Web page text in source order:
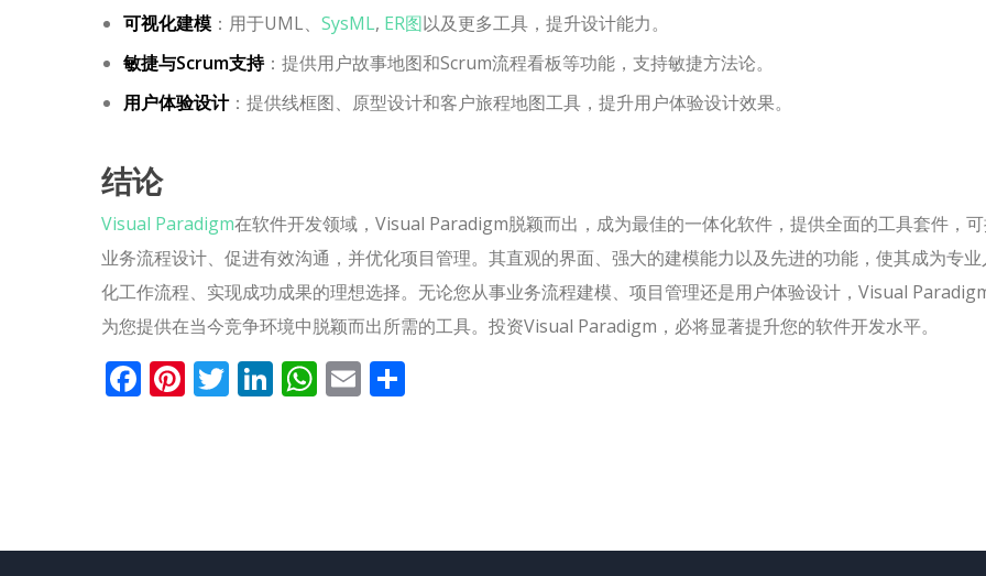
可视化建模 ：用于UML、 SysML, ER图以及更多工具，提升设计能力。
敏捷与Scrum支持：提供用户故事地图和Scrum流程看板等功能，支持敏捷方法论。
用户体验设计：提供线框图、原型设计和客户旅程地图工具，提升用户体验设计效果。
结论
Visual Paradigm在软件开发领域，Visual Paradigm脱颖而出，成为最佳的一体化软件，提供全面的工具套件，
业务流程设计、促进有效沟通，并优化项目管理。其直观的界面、强大的建模能力以及先进的功能，使其成为专
化工作流程、实现成功成果的理想选择。无论您从事业务流程建模、项目管理还是用户体验设计，Visual
为您提供在当今竞争环境中脱颖而出所需的工具。投资Visual Paradigm，必将显著提升您的软件开发水平。
Facebook
Pinterest
Twitter
LinkedIn
WhatsApp
Email